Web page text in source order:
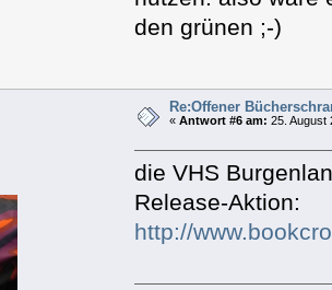
den grünen ;-)
Re:Offener
«Antwort #6 am: 25. August
die VHS
Release-Aktion:
http://